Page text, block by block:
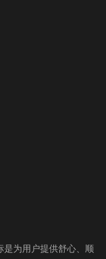
是为用户提供舒心、顺